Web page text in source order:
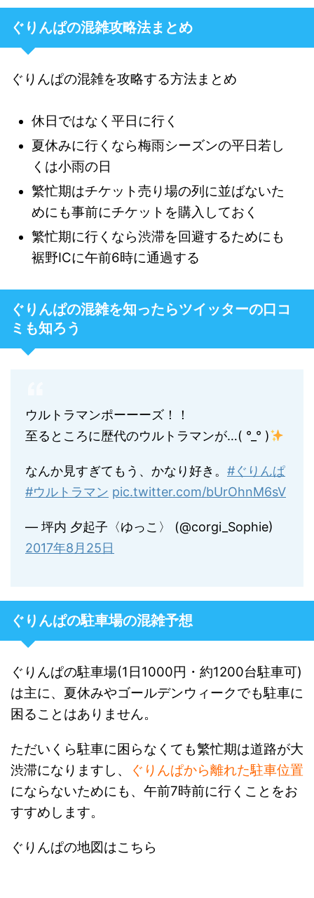
ぐりんぱの混雑攻略法まとめ
ぐりんぱの混雑を攻略する方法まとめ
休日ではなく平日に行く
夏休みに行くなら梅雨シーズンの平日若し
くは小雨の日
繁忙期はチケット売り場の列に並ばないた
めにも事前にチケットを購入しておく
繁忙期に行くなら渋滞を回避するためにも
裾野ICに午前6時に通過する
ぐりんぱの混雑を知ったらツイッターの口コ
ミも知ろう
ウルトラマンポーーーズ！！
至るところに歴代のウルトラマンが…( °_° )
なんか見すぎてもう、かなり好き。 #ぐりんぱ
#ウルトラマン pic.twitter.com/bUrOhnM6sV
— 坪内 夕起子〈ゆっこ〉 (@corgi_Sophie)
2017年8月25日
ぐりんぱの駐車場の混雑予想
ぐりんぱの駐車場(1日1000円・約1200台駐車可)
は主に、夏休みやゴールデンウィークでも駐車に
困ることはありません。
ただいくら駐車に困らなくても繁忙期は道路が大
渋滞になりますし、
ぐりんぱから離れた駐車位置
にならないためにも、午前7時前に行くことをお
すすめします。
ぐりんぱの地図はこちら